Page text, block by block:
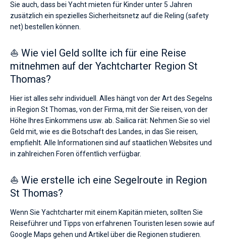
Sie auch, dass bei Yacht mieten für Kinder unter 5 Jahren
zusätzlich ein spezielles Sicherheitsnetz auf die Reling (safety
net) bestellen können.
⛵ Wie viel Geld sollte ich für eine Reise
mitnehmen auf der Yachtcharter Region St
Thomas?
Hier ist alles sehr individuell. Alles hängt von der Art des Segelns
in Region St Thomas, von der Firma, mit der Sie reisen, von der
Höhe Ihres Einkommens usw. ab. Sailica rät: Nehmen Sie so viel
Geld mit, wie es die Botschaft des Landes, in das Sie reisen,
empfiehlt. Alle Informationen sind auf staatlichen Websites und
in zahlreichen Foren öffentlich verfügbar.
⛵ Wie erstelle ich eine Segelroute in Region
St Thomas?
Wenn Sie Yachtcharter mit einem Kapitän mieten, sollten Sie
Reiseführer und Tipps von erfahrenen Touristen lesen sowie auf
Google Maps gehen und Artikel über die Regionen studieren.